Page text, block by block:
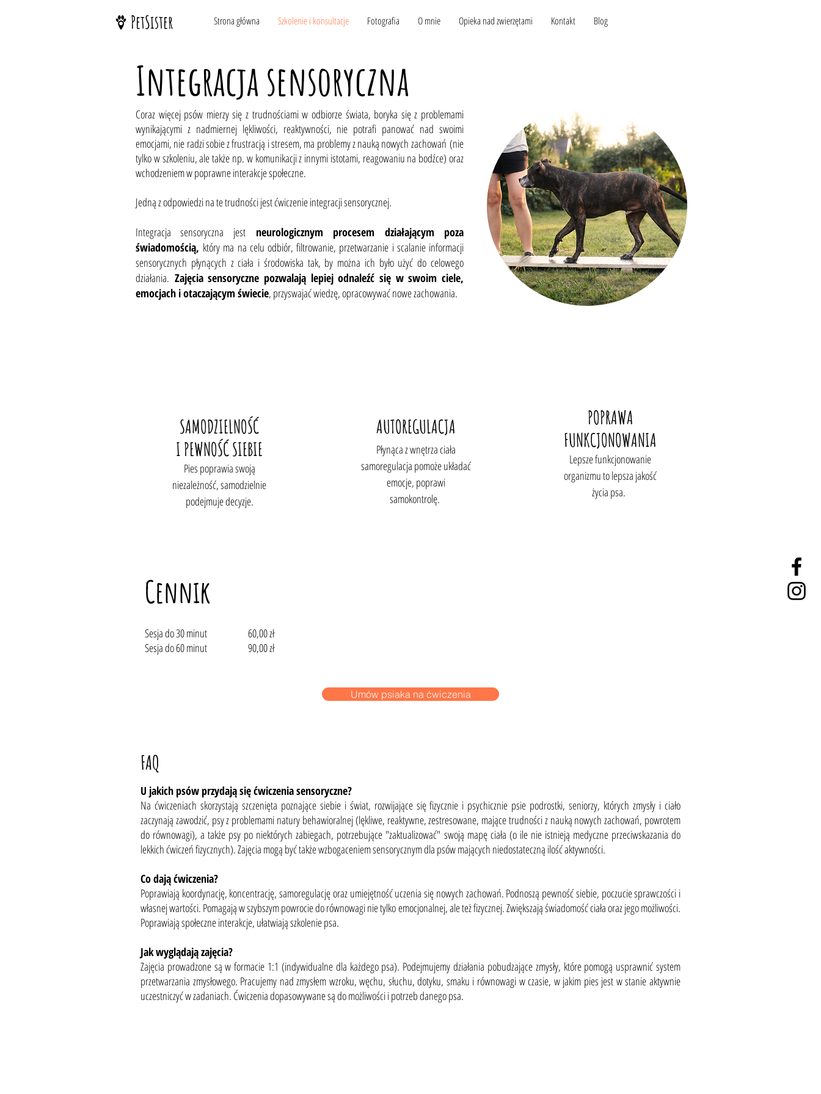
Strona główna Szkolenie i konsultacje Fotografia O mnie Opieka nad zwierzętami Kontakt Blog
PetSister
Integracja sensoryczna
Coraz więcej psów mierzy się z trudnościami w odbiorze świata, boryka się z problemami
wynikającymi z nadmiernej lękliwości, reaktywności, nie potrafi panować nad swoimi
emocjami, nie radzi sobie z frustracją i stresem, ma problemy z nauką nowych zachowań (nie
tylko w szkoleniu, ale także np. w komunikacji z innymi istotami, reagowaniu na bodźce) oraz
wchodzeniem w poprawne interakcje społeczne.
Jedną z odpowiedzi na te trudności jest ćwiczenie integracji sensorycznej.
Integracja sensoryczna jestneurologicznym procesem działającym poza
świadomością, który ma na celu odbiór, filtrowanie, przetwarzanie i scalanie informacji
sensorycznych płynących z ciała i środowiska tak, by można ich było użyć do celowego
działania. Zajęcia sensoryczne pozwalają lepiej odnaleźć się w swoim ciele,
emocjach i otaczającym świecie, przyswajać wiedzę, opracowywać nowe zachowania.
SAMODZIELNOŚĆ
I PEWNOŚĆ SIEBIE
Pies poprawia swoją
niezależność, samodzielnie
podejmuje decyzje.
AUTOREGULACJA
Płynąca z wnętrza ciała
samoregulacja pomoże układać
emocje, poprawi
samokontrolę.
POPRAWA
FUNKCJONOWANIA
Lepsze funkcjonowanie
organizmu to lepsza jakość
życia psa.
Cennik
Sesja do 30 minut
Sesja do 60 minut
60,00 zł
90,00 zł
Umów psiaka na ćwiczenia
FAQ
U jakich psów przydają się ćwiczenia sensoryczne?
Na ćwiczeniach skorzystają szczenięta poznające siebie i świat, rozwijające się fizycznie i psychicznie psie podrostki, seniorzy, których zmysły i ciało
zaczynają zawodzić, psy z problemami natury behawioralnej (lękliwe, reaktywne, zestresowane, mające trudności z nauką nowych zachowań, powrotem
do równowagi), a także psy po niektórych zabiegach, potrzebujące "zaktualizować" swoją mapę ciała (o ile nie istnieją medyczne przeciwskazania do
lekkich ćwiczeń fizycznych). Zajęcia mogą być także wzbogaceniem sensorycznym dla psów mających niedostateczną ilość aktywności.
Co dają ćwiczenia?
Poprawiają koordynację, koncentrację, samoregulację oraz umiejętność uczenia się nowych zachowań. Podnoszą pewność siebie, poczucie sprawczości i
własnej wartości. Pomagają w szybszym powrocie do równowagi nie tylko emocjonalnej, ale też fizycznej. Zwiększają świadomość ciała oraz jego możliwości.
Poprawiają społeczne interakcje, ułatwiają szkolenie psa.
Jak wyglądają zajęcia?
Zajęcia prowadzone są w formacie 1:1 (indywidualne dla każdego psa). Podejmujemy działania pobudzające zmysły, które pomogą usprawnić system
przetwarzania zmysłowego. Pracujemy nad zmysłem wzroku, węchu, słuchu, dotyku, smaku i równowagi w czasie, w jakim pies jest w stanie aktywnie
uczestniczyć w zadaniach. Ćwiczenia dopasowywane są do możliwości i potrzeb danego psa.